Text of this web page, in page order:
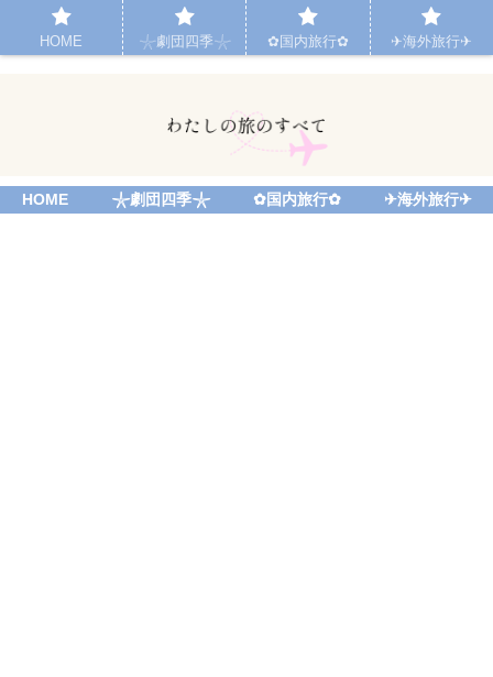
HOME 𓇼劇団四季𓇼 ✿国内旅行✿ ✈︎海外旅行✈︎
HOME 𓇼劇団四季𓇼 ✿国内旅行✿ ✈︎海外旅行✈︎